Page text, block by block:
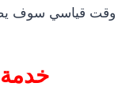
وقت قياسي سوف يصل
خدمة